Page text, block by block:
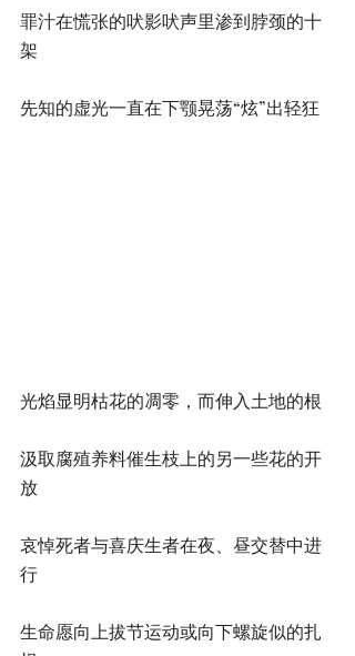
罪汁在慌张的吠影吠声里渗到脖颈的十
架
先知的虚光一直在下颚晃荡“炫”出轻狂
光焰显明枯花的凋零，而伸入土地的根
汲取腐殖养料催生枝上的另一些花的开
放
哀悼死者与喜庆生者在夜、昼交替中进
行
生命愿向上拔节运动或向下螺旋似的扎